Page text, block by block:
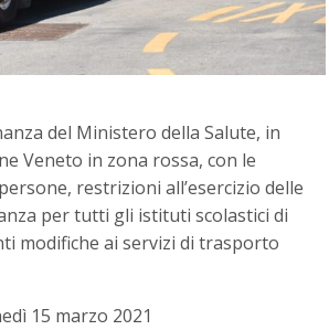
del Ministero della Salute, in
Veneto in zona rossa, con le
restrizioni all’esercizio delle
per tutti gli istituti scolastici di
modifiche ai servizi di trasporto
15 marzo 2021